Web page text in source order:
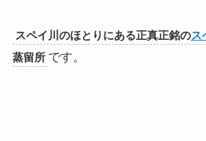
スペイ川のほとりにある正真正銘のス
蒸留所 です。